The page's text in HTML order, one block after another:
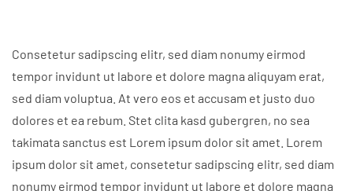
Consetetur sadipscing elitr, sed diam nonumy eirmod
tempor invidunt ut labore et dolore magna aliquyam erat,
sed diam voluptua. At vero eos et accusam et justo duo
dolores et ea rebum. Stet clita kasd gubergren, no sea
takimata sanctus est Lorem ipsum dolor sit amet. Lorem
ipsum dolor sit amet, consetetur sadipscing elitr, sed diam
nonumy eirmod tempor invidunt ut labore et dolore magna